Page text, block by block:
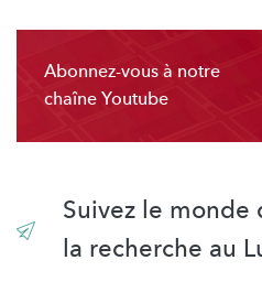
Abonnez-vous à notre
chaîne Youtube
Suivez le monde
la recherche au